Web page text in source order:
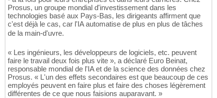
Prosus, un groupe mondial d'investissement dans les
technologies basé aux Pays-Bas, les dirigeants affirment que
c'est déjà le cas, car l'IA automatise de plus en plus de tâches
de la main-d'uvre.
« Les ingénieurs, les développeurs de logiciels, etc. peuvent
faire le travail deux fois plus vite », a déclaré Euro Beinat,
responsable mondial de l'IA et de la science des données chez
Prosus. « L'un des effets secondaires est que beaucoup de ces
employés peuvent en faire plus et faire des choses légèrement
différentes de ce que nous faisions auparavant. »